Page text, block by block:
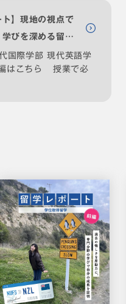
ト】現地の視点で
びを深める留学
名古屋外大を"読
める" NUFS